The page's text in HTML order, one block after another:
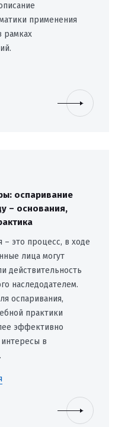
применения
рамках
оспаривание
– основания,
это процесс, в ходе
лица могут
действительность
наследодателем.
оспаривания,
практики
эффективно
в